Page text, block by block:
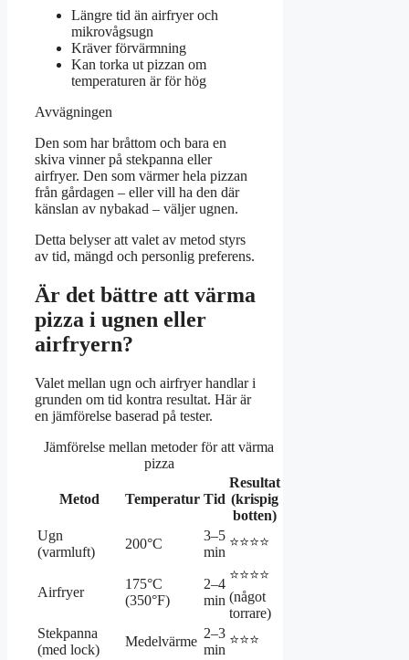
Längre tid än airfryer och
mikrovågsugn
Kräver förvärmning
Kan torka ut pizzan om
temperaturen är för hög
Avvägningen
Den som har bråttom och bara en
skiva vinner på stekpanna eller
airfryer. Den som värmer hela pizzan
från gårdagen – eller vill ha den där
känslan av nybakad – väljer ugnen.
Detta belyser att valet av metod styrs
av tid, mängd och personlig preferens.
Är det bättre att värma
pizza i ugnen eller
airfryern?
Valet mellan ugn och airfryer handlar i
grunden om tid kontra resultat. Här är
en jämförelse baserad på tester.
Jämförelse mellan metoder för att värma
pizza
Metod Temperatur Tid
Resultat
(krispig
botten)
Ugn
(varmluft)
200°C
3–5
min
⭐⭐⭐⭐
Airfryer
175°C
(350°F)
2–4
min
⭐⭐⭐⭐
(något
torrare)
Stekpanna
(med lock)
Medelvärme
2–3
min
⭐⭐⭐